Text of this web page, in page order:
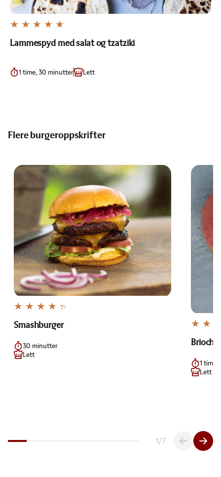
Lammespyd med salat og tzatziki
1 time, 30 minutter Lett
Flere burgeroppskrifter
Smashburger
30 minutter
Lett
1
Lett
1/7